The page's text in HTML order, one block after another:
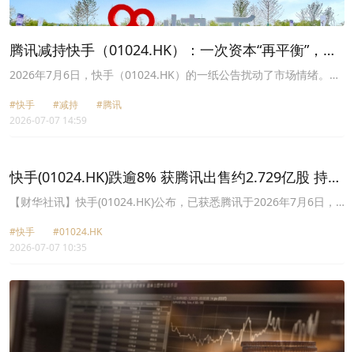
腾讯减持快手（01024.HK）：一次资本“再平衡”，还
是退场的前奏？
2026年7月6日，快手（01024.HK）的一纸公告扰动了市场情绪。公
后，通过场外大宗交易出售约2.73亿股快手B类股份，持股比例由约
15.68%降至9.37%，正式退出快手主要股东行列。
#快手 #减持
#腾讯
2026-07-07 14:59
快手(01024.HK)跌逾8% 获腾讯出售约2.729亿股 持股
降至9.37%
【财华社讯】快手(01024.HK)公布，已获悉腾讯于2026年7月6日，
份，该等买方为若干独立第三方且与公司及其关连人士并无关连。出
售事项完成后，腾讯持股比例将由约15.68%下降至9.37%，并不再为
会继续维持共赢关系，包括延续双方的战略合作。公司预期出售事项
将不会对集团营运产生任何重大不利影响。截止发稿，快手
(01024.HK)跌8.83%，报41.94港元。此外，目前公司已根据其于
2024年5月22日公布的160亿港元的股份购回计划，以合共83.5亿港
元购回共约1.75亿股B类股份。
#快手
#01024.HK
2026-07-07 10:35